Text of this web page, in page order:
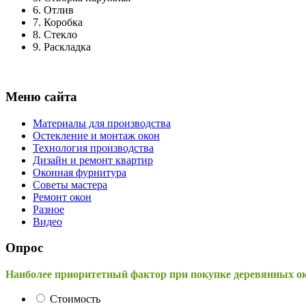
6. Отлив
7. Коробка
8. Стекло
9. Раскладка
Меню сайта
Материалы для производства
Остекление и монтаж окон
Технология производства
Дизайн и ремонт квартир
Оконная фурнитура
Советы мастера
Ремонт окон
Разное
Видео
Опрос
Наиболее приоритетный фактор при покупке деревянных
Стоимость